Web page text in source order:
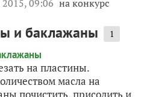
2015, 09:06 на конкурс
и баклажаны 1
на пластины.
масла на